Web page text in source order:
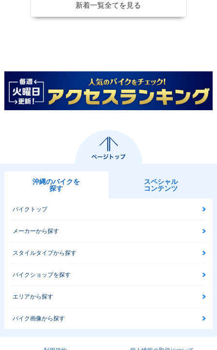
新着一覧全てを見る
沖縄のバイクを
探す
スペシャル
コンテンツ
バイクトップ
メーカーから探す
スタイルタイプから探す
バイクショップを探す
エリアから探す
バイク画像から探す